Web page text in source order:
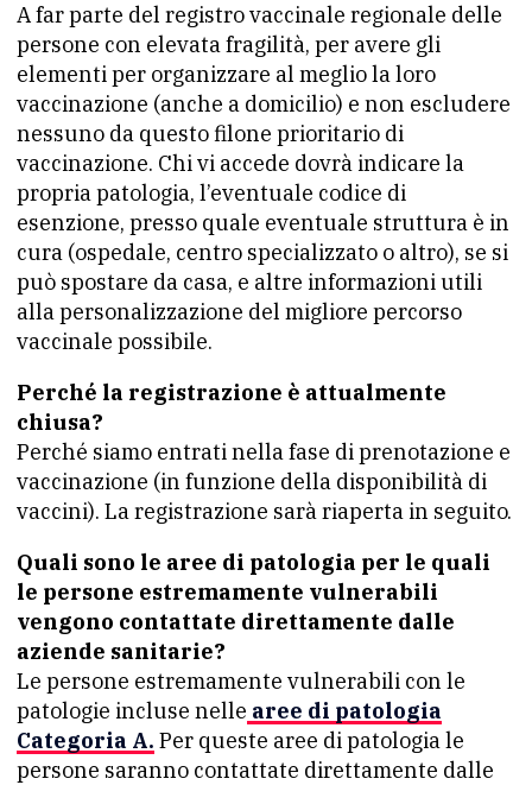
A far parte del registro vaccinale regionale delle
persone con elevata fragilità, per avere gli
elementi per organizzare al meglio la loro
vaccinazione (anche a domicilio) e non escludere
nessuno da questo filone prioritario di
vaccinazione. Chi vi accede dovrà indicare la
propria patologia, l’eventuale codice di
esenzione, presso quale eventuale struttura è in
cura (ospedale, centro specializzato o altro), se si
può spostare da casa, e altre informazioni utili
alla personalizzazione del migliore percorso
vaccinale possibile.
Perché la registrazione è attualmente
chiusa?
Perché siamo entrati nella fase di prenotazione e
vaccinazione (in funzione della disponibilità di
vaccini). La registrazione sarà riaperta in seguito.
Quali sono le aree di patologia per le quali
le persone estremamente vulnerabili
vengono contattate direttamente dalle
aziende sanitarie?
Le persone estremamente vulnerabili con le
patologie incluse nelle aree di patologia
Categoria A. Per queste aree di patologia le
persone saranno contattate direttamente dalle